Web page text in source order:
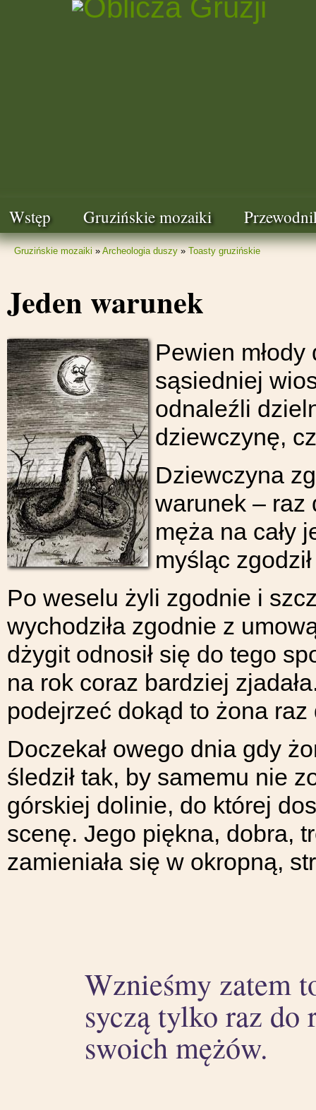
Wstęp Gruzińskie mozaiki
Gruzińskie mozaiki » Archeologia duszy » Toasty gruzińskie
Jeden warunek
Pewien
sąsiedniej
odnaleźli
dziewczynę,
Dziewczyna
warunek – raz
męża na cały
myśląc
Po weselu żyli zgodnie i
wychodziła zgodnie z
dżygit odnosił się do tego
na rok coraz bardziej
podejrzeć dokąd to żona
Doczekał owego dnia gdy
śledził tak, by samemu nie
górskiej dolinie, do której
scenę. Jego piękna, dobra,
zamieniała się w okropną,
Wznieśmy zatem
syczą tylko raz do
swoich mężów.